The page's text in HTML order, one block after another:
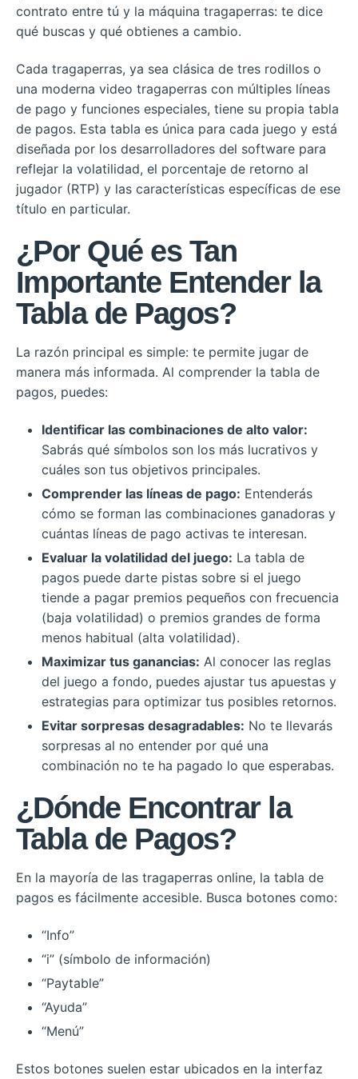
contrato entre tú y la máquina tragaperras: te dice
qué buscas y qué obtienes a cambio.
Cada tragaperras, ya sea clásica de tres rodillos o
una moderna video tragaperras con múltiples líneas
de pago y funciones especiales, tiene su propia tabla
de pagos. Esta tabla es única para cada juego y está
diseñada por los desarrolladores del software para
reflejar la volatilidad, el porcentaje de retorno al
jugador (RTP) y las características específicas de ese
título en particular.
¿Por Qué es Tan
Importante Entender la
Tabla de Pagos?
La razón principal es simple: te permite jugar de
manera más informada. Al comprender la tabla de
pagos, puedes:
Identificar las combinaciones de alto valor:
Sabrás qué símbolos son los más lucrativos y
cuáles son tus objetivos principales.
Comprender las líneas de pago: Entenderás
cómo se forman las combinaciones ganadoras y
cuántas líneas de pago activas te interesan.
Evaluar la volatilidad del juego: La tabla de
pagos puede darte pistas sobre si el juego
tiende a pagar premios pequeños con frecuencia
(baja volatilidad) o premios grandes de forma
menos habitual (alta volatilidad).
Maximizar tus ganancias: Al conocer las reglas
del juego a fondo, puedes ajustar tus apuestas y
estrategias para optimizar tus posibles retornos.
Evitar sorpresas desagradables: No te llevarás
sorpresas al no entender por qué una
combinación no te ha pagado lo que esperabas.
¿Dónde Encontrar la
Tabla de Pagos?
En la mayoría de las tragaperras online, la tabla de
pagos es fácilmente accesible. Busca botones como:
“Info”
“i” (símbolo de información)
“Paytable”
“Ayuda”
“Menú”
Estos botones suelen estar ubicados en la interfaz